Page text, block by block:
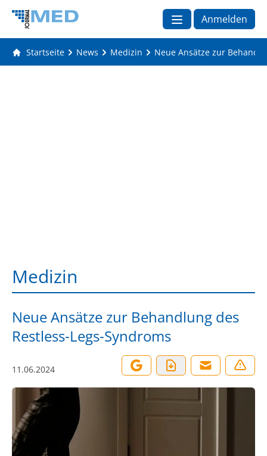
Anmelden
Startseite News Medizin Neue Ansätze zur
Medizin
Neue Ansätze zur Behandlung des
Restless-Legs-Syndroms
11.06.2024